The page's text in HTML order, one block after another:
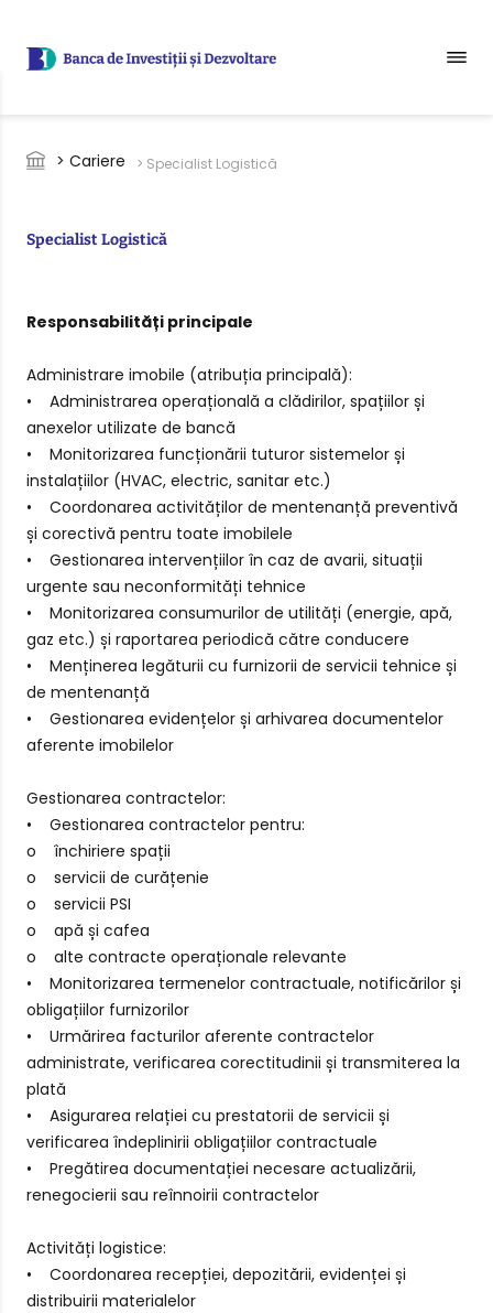
Breadcrumb
> Cariere > Specialist Logistică
Specialist Logistică
Responsabilități principale
Administrare imobile (atribuția principală):
• Administrarea operațională a clădirilor, spațiilor și
anexelor utilizate de bancă
• Monitorizarea funcționării tuturor sistemelor și
instalațiilor (HVAC, electric, sanitar etc.)
• Coordonarea activităților de mentenanță preventivă
și corectivă pentru toate imobilele
• Gestionarea intervențiilor în caz de avarii, situații
urgente sau neconformități tehnice
• Monitorizarea consumurilor de utilități (energie, apă,
gaz etc.) și raportarea periodică către conducere
• Menținerea legăturii cu furnizorii de servicii tehnice și
de mentenanță
• Gestionarea evidențelor și arhivarea documentelor
aferente imobilelor
Gestionarea contractelor:
• Gestionarea contractelor pentru:
o închiriere spații
o servicii de curățenie
o servicii PSI
o apă și cafea
o alte contracte operaționale relevante
• Monitorizarea termenelor contractuale, notificărilor și
obligațiilor furnizorilor
• Urmărirea facturilor aferente contractelor
administrate, verificarea corectitudinii și transmiterea la
plată
• Asigurarea relației cu prestatorii de servicii și
verificarea îndeplinirii obligațiilor contractuale
• Pregătirea documentației necesare actualizării,
renegocierii sau reînnoirii contractelor
Activități logistice:
• Coordonarea recepției, depozitării, evidenței și
distribuirii materialelor